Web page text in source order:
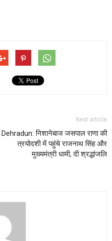
Next article
Dehradun: निशानेबाज जसपाल राणा की
त्रयोदशी में पहुंचे राजनाथ सिंह और
मुख्यमंत्री धामी, दी श्रद्धांजलि